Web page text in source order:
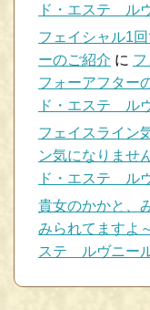
ド・エステ ル
フェイシャル1
ーのご紹介 に
フォーアフター
ド・エステ ル
フェイスライン
ン気になりませ
ド・エステ ル
貴女のかかと、
みられてますよ
ステ ルヴニー